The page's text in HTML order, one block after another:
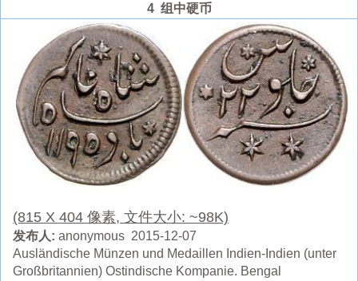
4 组中硬币
(815 X 404 像素, 文件大小: ~98K)
发布人: anonymous 2015-12-07
Ausländische Münzen und Medaillen Indien-Indien (unter
Großbritannien) Ostindische Kompanie. Bengal